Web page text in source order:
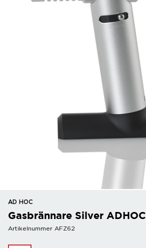
AD HOC
Gasbrännare Silver ADHOC
Artikelnummer AFZ62